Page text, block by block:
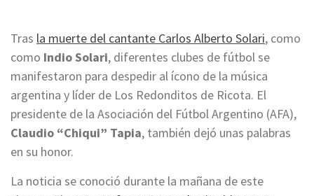
Tras la muerte del cantante Carlos Alberto Solari, como
como Indio Solari, diferentes clubes de fútbol se
manifestaron para despedir al ícono de la música
argentina y líder de Los Redonditos de Ricota. El
presidente de la Asociación del Fútbol Argentino (AFA),
Claudio “Chiqui” Tapia, también dejó unas palabras
en su honor.
La noticia se conoció durante la mañana de este